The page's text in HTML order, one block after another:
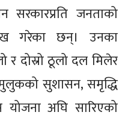
सरकारप्रति जनताको
गरेका छन्। उनका
दोस्रो ठूलो दल मिलेर
सुशासन, समृद्धि
अघि सारिएको